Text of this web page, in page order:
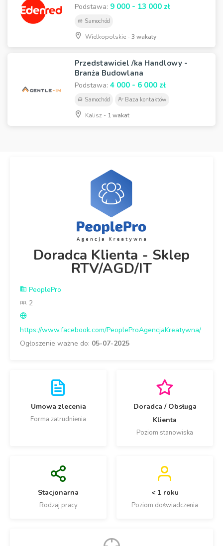
Podstawa: 9 000 - 13 000 zł
Samochód
Wielkopolskie -3 wakaty
Przedstawiciel /ka Handlowy -
Branża Budowlana
Podstawa: 4 000 - 6 000 zł
Samochód Baza kontaktów
Kalisz - 1 wakat
Doradca Klienta - Sklep
RTV/AGD/IT
PeoplePro
2
https://www.facebook.com/PeopleProAgencjaKreatywna/
Ogłoszenie ważne do: 05-07-2025
Umowa zlecenia
Forma zatrudnienia
Doradca / Obsługa
Klienta
Poziom stanowiska
Stacjonarna
Rodzaj pracy
< 1 roku
Poziom doświadczenia